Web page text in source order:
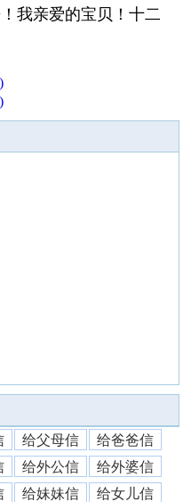
我亲爱的宝贝！十二
给父母信
给爸爸信
给外公信
给外婆信
给妹妹信 给女儿信